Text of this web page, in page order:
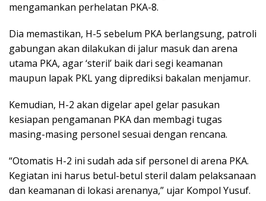
mengamankan perhelatan PKA-8.
Dia memastikan, H-5 sebelum PKA berlangsung, patroli
gabungan akan dilakukan di jalur masuk dan arena
utama PKA, agar ‘steril’ baik dari segi keamanan
maupun lapak PKL yang diprediksi bakalan menjamur.
Kemudian, H-2 akan digelar apel gelar pasukan
kesiapan pengamanan PKA dan membagi tugas
masing-masing personel sesuai dengan rencana.
“Otomatis H-2 ini sudah ada sif personel di arena PKA.
Kegiatan ini harus betul-betul steril dalam pelaksanaan
dan keamanan di lokasi arenanya,” ujar Kompol Yusuf.